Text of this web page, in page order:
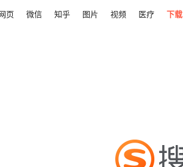
页 微信 知乎 图片 视频 医疗 下载